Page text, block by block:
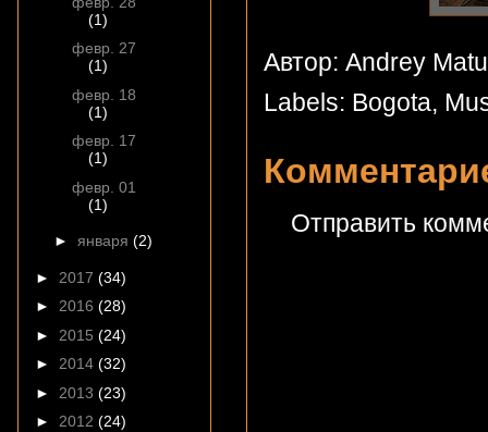
Автор: Andrey
Labels: Bogota,
Отправить
(1)
февр. 27
(1)
февр. 18
(1)
февр. 17
(1)
февр. 01
(1)
► января (2)
► 2017 (34)
► 2016 (28)
► 2015 (24)
► 2014 (32)
► 2013 (23)
► 2012 (24)